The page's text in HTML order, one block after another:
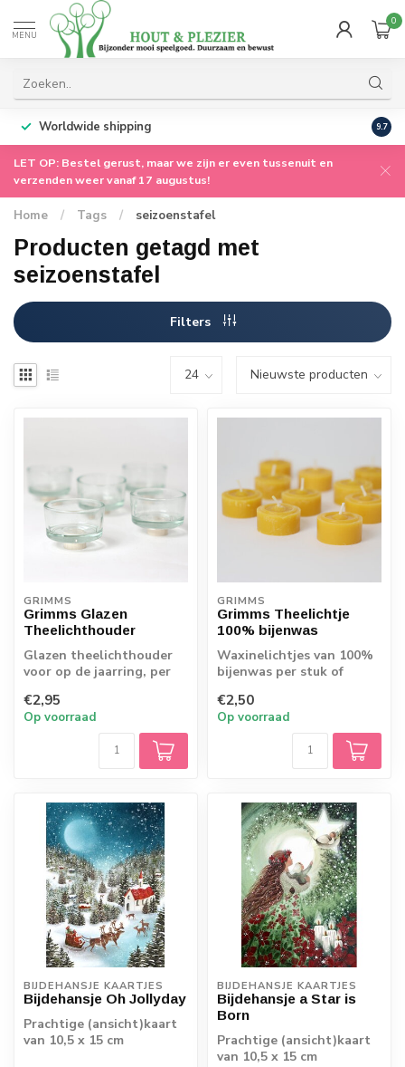
MENU
0
servicevanuit ons familiebedrijf Gratis verzending
9.7
LET OP: Bestel gerust, maar we zijn er even tussenuit en
verzenden weer vanaf 17 augustus!
Home / Tags / seizoenstafel
Producten getagd met
seizoenstafel
Filters
GRIMMS
Grimms Glazen
Theelichthouder
Glazen theelichthouder
voor op de jaarring, per
stuks
€2,95
Op voorraad
GRIMMS
Grimms Theelichtje
100% bijenwas
Waxinelichtjes van 100%
bijenwas per stuk of
€2,50
Op voorraad
BIJDEHANSJE KAARTJES
Bijdehansje Oh Jollyday
Prachtige (ansicht)kaart
van 10,5 x 15 cm
BIJDEHANSJE KAARTJES
Bijdehansje a Star is
Born
Prachtige (ansicht)kaart
van 10,5 x 15 cm